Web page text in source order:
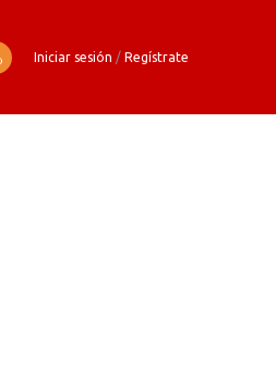
Iniciar sesión / Regístrate